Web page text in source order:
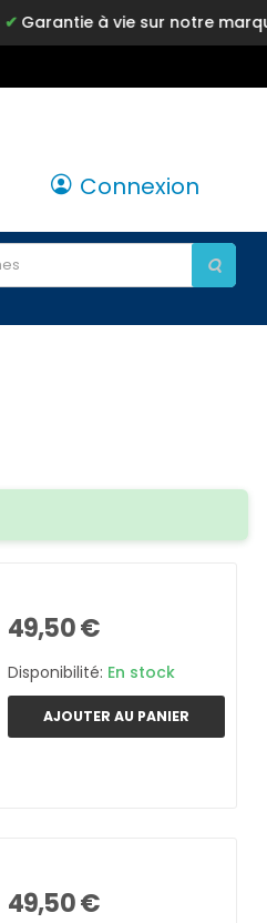
vie sur notre marque Inkyz
Connexion
49,50 €
Disponibilité: En stock
AJOUTER AU PANIER
49,50 €